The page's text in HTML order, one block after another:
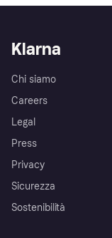
Klarna
Chi siamo
Careers
Legal
Press
Privacy
Sicurezza
Sostenibilità